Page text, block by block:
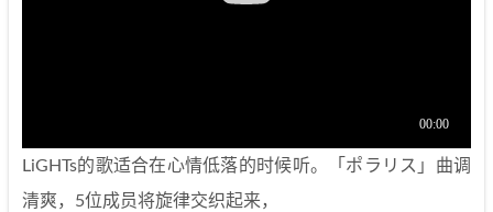
LiGHTs的歌适合在心情低落的时候听。「ポラリス」曲调
清爽，5位成员将旋律交织起来，